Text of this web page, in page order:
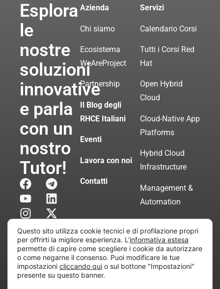
Esplora
le
nostre
soluzioni
innovative
e parla
con un
nostro
Tutor!
Azienda
Chi siamo
Ecosistema
WeAreProject
Partnership
Il Blog degli
RHCE Italiani
Eventi
Lavora con noi
Contatti
Servizi
Calendario Corsi
Tutti i Corsi Red
Hat
Open Hybrid
Cloud
Cloud-Native App
Platforms
Hybrid Cloud
Infrastructure
Management &
Automation
Servizi di
Consulenza
Certificata
Questo sito utilizza cookie tecnici e di profilazione propri
per offrirti la migliore esperienza. L’informativa estesa
permette di capire come scegliere i cookie da autorizzare
o come negarne il consenso. Puoi modificare le tue
impostazioni cliccando qui o sul bottone "Impostazioni"
presente su questo banner.